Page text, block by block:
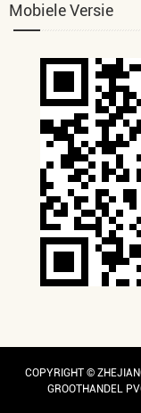
Mobiele Versie
COPYRIGHT ©
GROOTHANDEL